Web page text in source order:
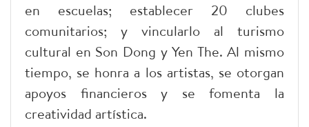
en escuelas; establecer 20 clubes
comunitarios; y vincularlo al turismo
cultural en Son Dong y Yen The. Al mismo
tiempo, se honra a los artistas, se otorgan
apoyos financieros y se fomenta la
creatividad artística.